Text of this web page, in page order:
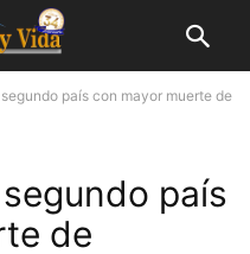
país con mayor muerte de
país
de